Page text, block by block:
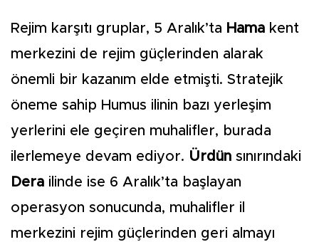
Rejim karşıtı gruplar, 5 Aralık’ta Hama kent
merkezini de rejim güçlerinden alarak
önemli bir kazanım elde etmişti. Stratejik
öneme sahip Humus ilinin bazı yerleşim
yerlerini ele geçiren muhalifler, burada
ilerlemeye devam ediyor. Ürdün sınırındaki
Dera ilinde ise 6 Aralık’ta başlayan
operasyon sonucunda, muhalifler il
merkezini rejim güçlerinden geri almayı